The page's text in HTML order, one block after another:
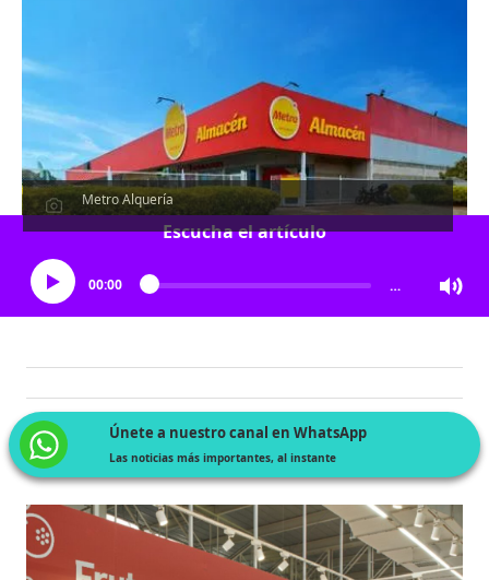
Metro Alquería
Escucha el artículo
00:00 …
Únete a nuestro canal en WhatsApp
Las noticias más importantes, al instante